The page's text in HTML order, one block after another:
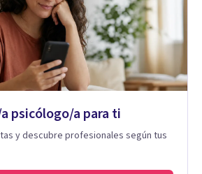
psicólogo/a para ti
y descubre profesionales según tus